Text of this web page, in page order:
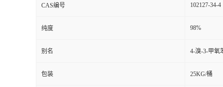
CAS编号 102127-34-4
纯度 98%
别名 4-溴-3-甲氧
包装 25KG/桶